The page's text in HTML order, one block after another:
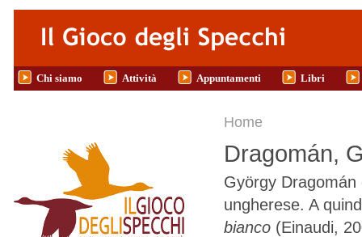
Salta al contenuto principale
Chi siamo Attività Appuntamenti Libri
Tu sei qui
Home
Dragomán,
György
ungherese. A
bianco (Einaudi,